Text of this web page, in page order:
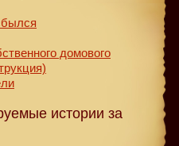
домового
истории за